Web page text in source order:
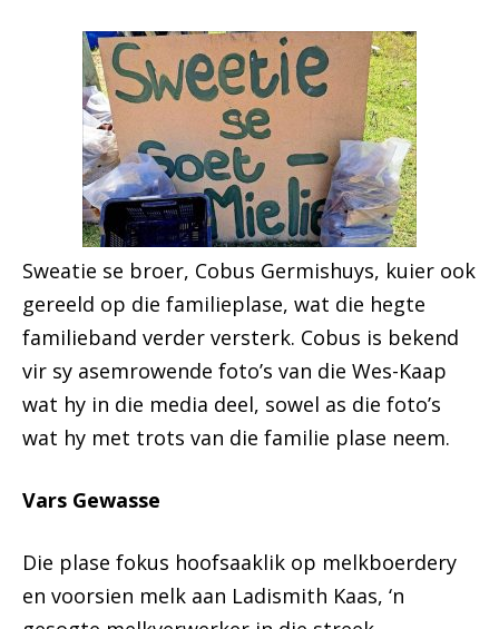
Sweatie se broer, Cobus Germishuys, kuier ook
gereeld op die familieplase, wat die hegte
familieband verder versterk. Cobus is bekend
vir sy asemrowende foto’s van die Wes-Kaap
wat hy in die media deel, sowel as die foto’s
wat hy met trots van die familie plase neem.
Vars Gewasse
Die plase fokus hoofsaaklik op melkboerdery
en voorsien melk aan Ladismith Kaas, ‘n